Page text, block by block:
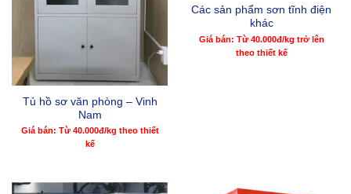
Tủ hồ sơ văn phòng – Vinh
Nam
Giá bán: Từ 40.000đ/kg theo thiết
kế
Các sản phẩm sơn tĩnh điện
khác
Giá bán: Từ 40.000đ/kg trở lên
theo thiết kế